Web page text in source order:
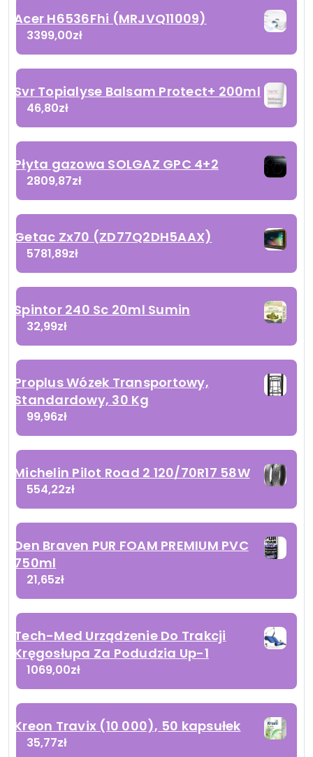
Acer H6536Fhi (MRJVQ11009)
3399,00zł
Svr Topialyse Balsam Protect+ 200ml
46,80zł
Płyta gazowa SOLGAZ GPC 4+2
2809,87zł
Getac Zx70 (ZD77Q2DH5AAX)
5781,89zł
Spintor 240 Sc 20ml Sumin
32,99zł
Proplus Wózek Transportowy,
Standardowy, 30 Kg
99,96zł
Michelin Pilot Road 2 120/70R17 58W
554,22zł
Den Braven PUR FOAM PREMIUM PVC
750ml
21,65zł
Tech-Med Urządzenie Do Trakcji
Kręgosłupa Za Podudzia Up-1
1069,00zł
Kreon Travix (10 000), 50 kapsułek
35,77zł